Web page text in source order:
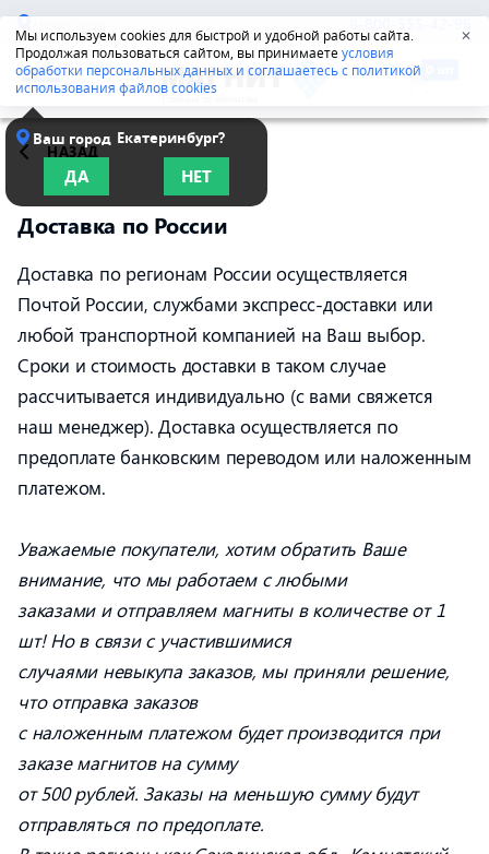
Мы используем cookies для быстрой и удобной работы сайта.
Продолжая пользоваться сайтом, вы принимаетеусловия
обработки персональных данных и соглашаетесь с политикой
использования файлов cookies
✕
Челябинск 8-800-555-42-96
Ваш город Екатеринбург?
ДА НЕТ
НАЗАД
Доставка по России
Доставка по регионам России осуществляется
Почтой России, службами экспресс-доставки или
любой транспортной компанией на Ваш выбор.
Сроки и стоимость доставки в таком случае
рассчитывается индивидуально (с вами свяжется
наш менеджер). Доставка осуществляется по
предоплате банковским переводом или наложенным
платежом.
Уважаемые покупатели, хотим обратить Ваше
внимание, что мы работаем с любыми
заказами и отправляем магниты в количестве от 1
шт! Но в связи с участившимися
случаями невыкупа заказов, мы приняли решение,
что отправка заказов
с наложенным платежом будет производится при
заказе магнитов на сумму
от 500 рублей. Заказы на меньшую сумму будут
отправляться по предоплате.